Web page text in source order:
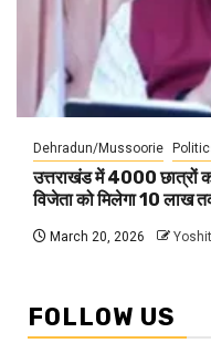
Dehradun/Mussoorie
उत्तराखंड में 4000 छात्रों
विजेता को मिलेगा 10 लाख
March 20, 2026
FOLLOW US